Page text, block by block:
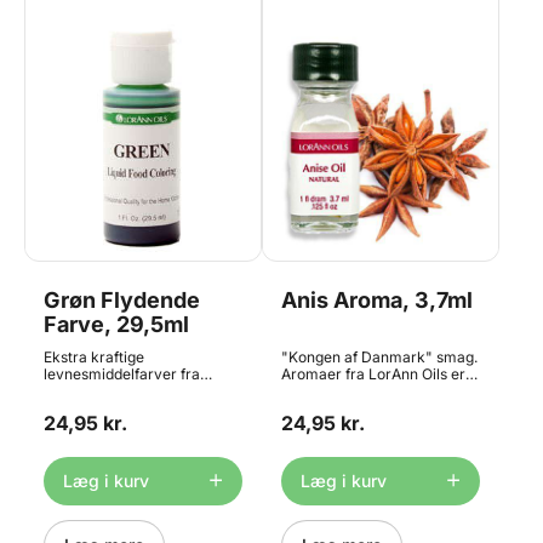
Grøn Flydende
Farve, 29,5ml
Ekstra kraftige
levnesmiddelfarver fra
er tale om farver af
hjemmebrug. Farverne er
bl.a. velegnet til brug i:
bolsjer, glasur, frosting,
kager, småkager, is og
konfekt. Bemærk at
24,95 kr.
Læg i kurv
Anis Aroma, 3,7ml
"Kongen af Danmark" smag.
Aromaer fra LorAnn Oils er
er beregnet til professionelt
brug i: bolsjer, glasur,
frosting, kager, småkager, is
og konfekt. Kan også bruges
til chokoladefremstilling.
Bemærk at produktet er
24,95 kr.
Læg i kurv